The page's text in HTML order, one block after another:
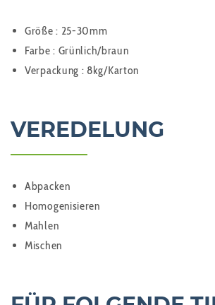
Größe : 25-30mm
Farbe : Grünlich/braun
Verpackung : 8kg/Karton
VEREDELUNG
Abpacken
Homogenisieren
Mahlen
Mischen